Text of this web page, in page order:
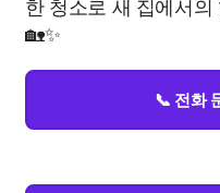
🏡✨
📞 전화